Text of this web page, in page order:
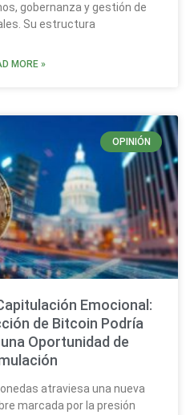
gobernanza y gestión de
Su estructura
MORE »
OPINIÓN
Emocional:
de Bitcoin Podría
Oportunidad de
atraviesa una nueva
marcada por la presión